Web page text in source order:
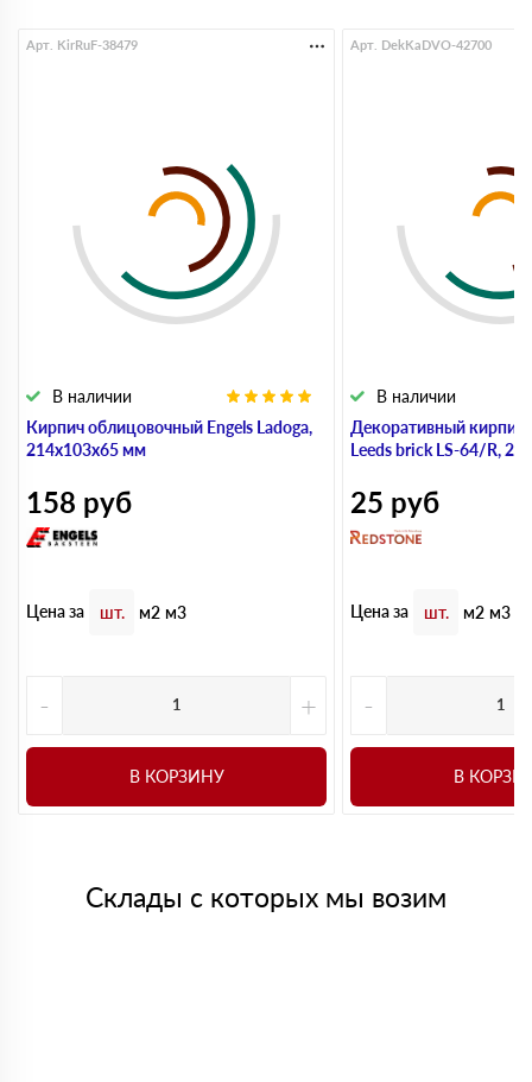
Кирпич облицовочный Engels Ladoga,
214х103х65 мм
В наличии
Арт. KirRuF-38479
158 руб
Цена за шт. м2 м3
- +
В КОРЗИНУ
Декоративный кирпич
Leeds brick LS-64/R,
В наличии
Арт. DekKaDVO-42700
25 руб
Цена за шт. м2 м3
-
В
Склады с которых мы возим